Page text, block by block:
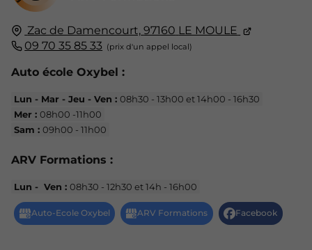
Zac de Damencourt, 97160 LE MOULE
09 70 35 85 33
Auto école Oxybel :
Lun - Mar - Jeu - Ven :08h30 - 13h00 et 14h00 - 16h30
Mer :08h00 -11h00
Sam :09h00 - 11h00
ARV Formations :
Lun - Ven :08h30 - 12h30 et 14h - 16h00